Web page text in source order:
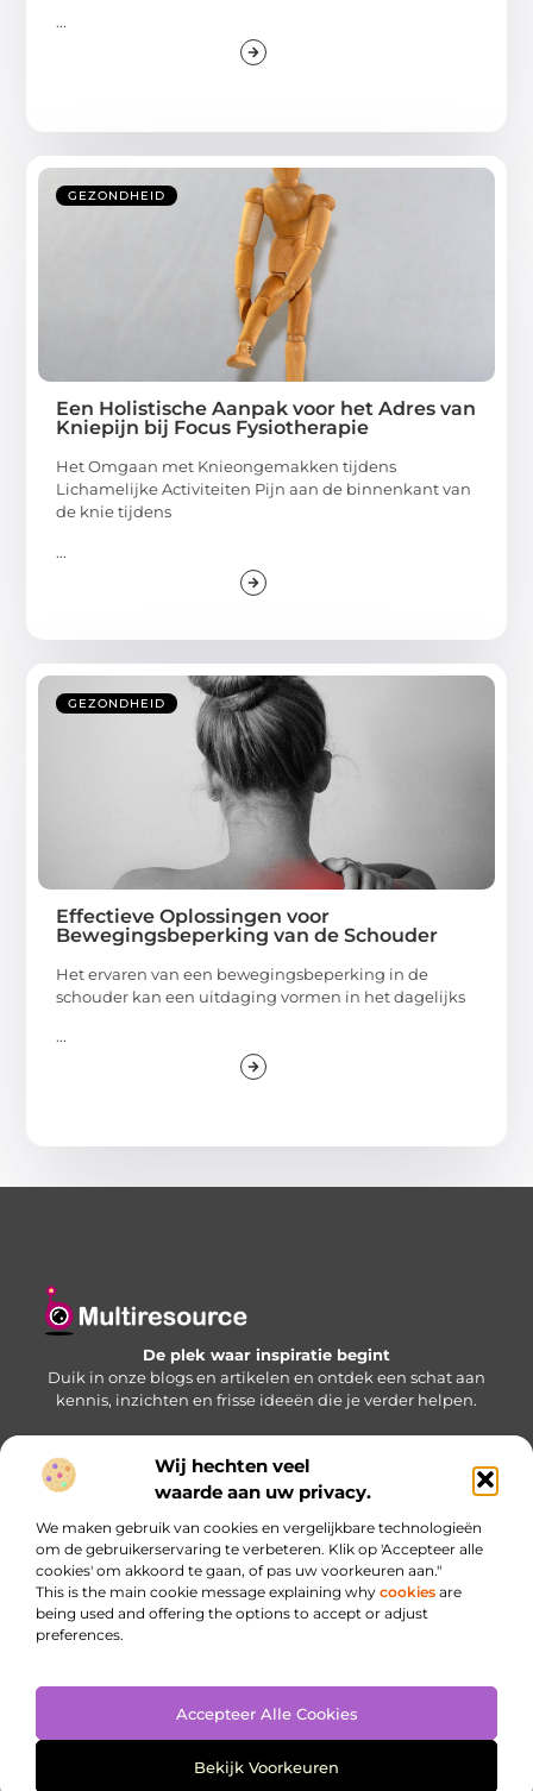
Wij hechten veel
waarde aan uw privacy.
We maken gebruik van cookies en vergelijkbare technologieën
om de gebruikerservaring te verbeteren. Klik op 'Accepteer alle
cookies' om akkoord te gaan, of pas uw voorkeuren aan."
This is the main cookie message explaining why cookies are
being used and offering the options to accept or adjust
preferences.
Accepteer Alle Cookies
Bekijk Voorkeuren
...
GEZONDHEID
Een Holistische Aanpak voor het Adres van
Kniepijn bij Focus Fysiotherapie
Het Omgaan met Knieongemakken tijdens
Lichamelijke Activiteiten Pijn aan de binnenkant van
de knie tijdens
...
GEZONDHEID
Effectieve Oplossingen voor
Bewegingsbeperking van de Schouder
Het ervaren van een bewegingsbeperking in de
schouder kan een uitdaging vormen in het dagelijks
...
De plek waar inspiratie begint
Duik in onze blogs en artikelen en ontdek een schat aan
kennis, inzichten en frisse ideeën die je verder helpen.
Bericht categorie
Onze informatie
Website index Cookiebeleid (EU)
@2025 www.multiresource.nl. All Right Reserved.